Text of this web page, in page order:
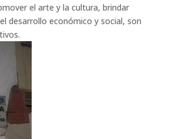
el arte y la cultura, brindar
desarrollo económico y social, son